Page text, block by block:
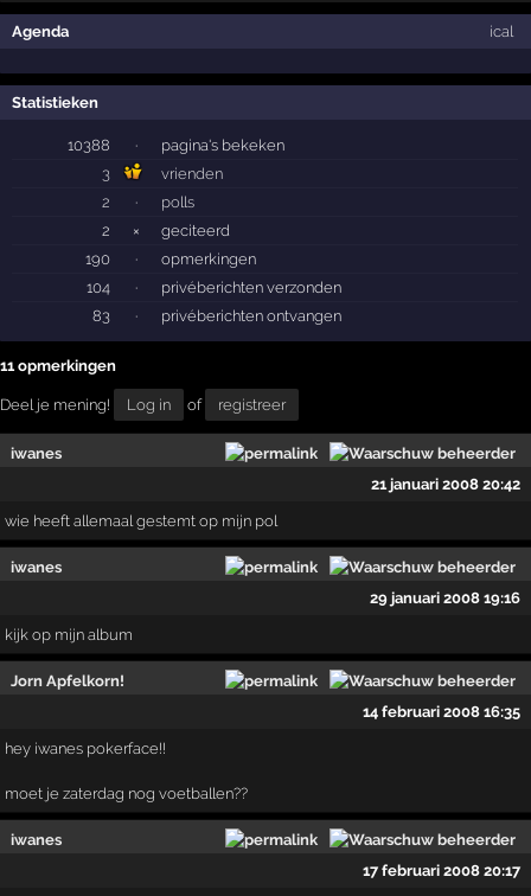
Agenda ical
Statistieken
10388 ·
pagina's bekeken
3
vrienden
2
·
polls
2
×
geciteerd
190
·
opmerkingen
104
·
privéberichten verzonden
83
· privéberichten ontvangen
11 opmerkingen
Deel je mening! Log in of registreer
iwanes
21 januari 2008 20:42
wie heeft allemaal gestemt op mijn pol
iwanes
29 januari 2008 19:16
kijk op mijn album
Jorn Apfelkorn!
14 februari 2008 16:35
hey iwanes pokerface!!
moet je zaterdag nog voetballen??
iwanes
17 februari 2008 20:17